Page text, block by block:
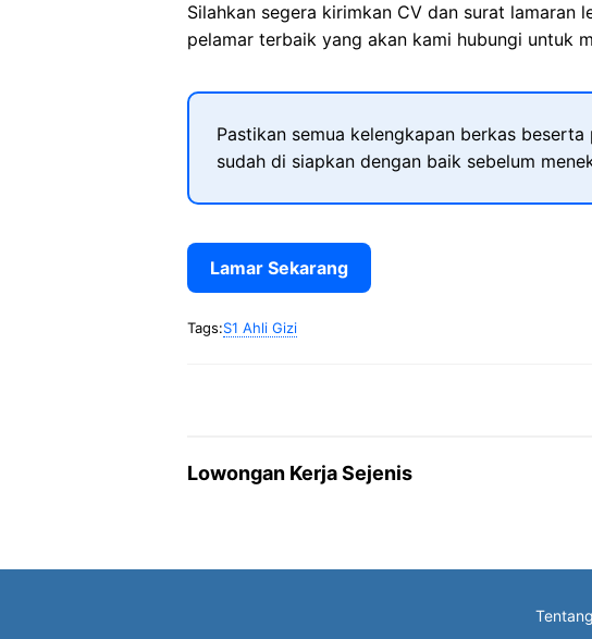
Silahkan segera kirimkan CV dan surat lamaran
pelamar terbaik yang akan kami hubungi untuk
Pastikan semua kelengkapan berkas
sudah di siapkan dengan baik sebelum
Lamar Sekarang
Tags:S1 Ahli Gizi
Lowongan Kerja Sejenis